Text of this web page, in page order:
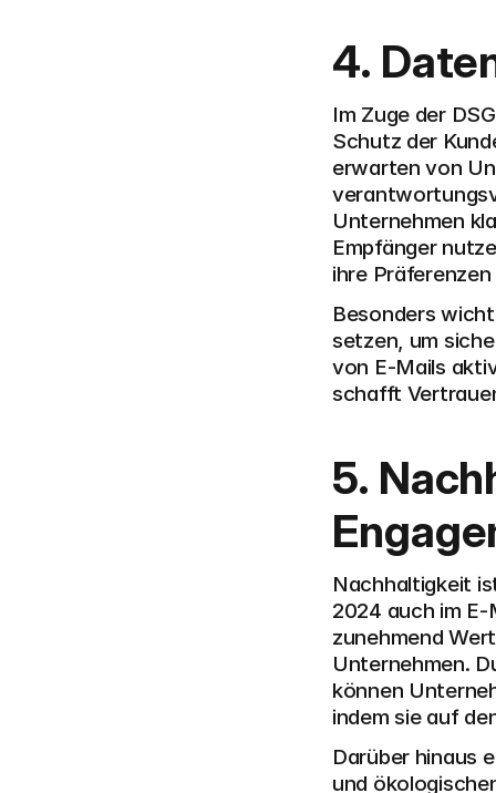
4.
Im Zuge der
Schutz der
erwarten von
Unternehmen
Empfänger
ihre
Besonders
setzen, um
von E-Mails
schafft
5.
Nachhaltigkeit
2024 auch im
zunehmend
Unternehmen.
können
indem sie auf
Darüber hinaus
und